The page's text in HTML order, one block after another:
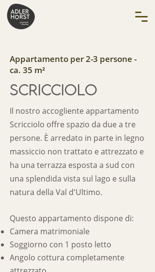
Appartamento per 2-3 persone -
ca. 35 m²
SCRICCIOLO
Il nostro accogliente appartamento
Scricciolo offre spazio da due a tre
persone. È arredato in parte in legno
massiccio non trattato e attrezzato e
ha una terrazza esposta a sud con
una splendida vista sul lago e sulla
natura della Val d'Ultimo.
Questo appartamento dispone di:
Camera matrimoniale
Soggiorno con 1 posto letto
Angolo cottura completamente